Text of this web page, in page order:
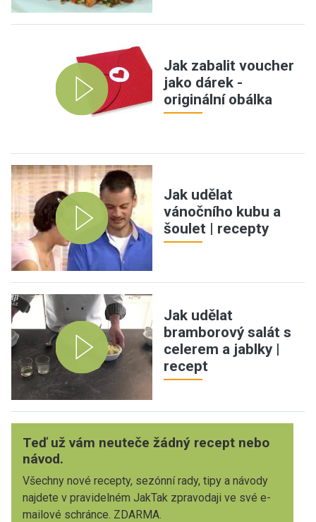
Jak zabalit voucher
jako dárek -
originální obálka
Jak udělat
vánočního kubu a
šoulet | recepty
Jak udělat
bramborový salát s
celerem a jablky |
recept
Teď už vám neuteče žádný recept nebo
návod.
Všechny nové recepty, sezónní rady, tipy a návody
najdete v pravidelném JakTak zpravodaji ve své e-
mailové schránce. ZDARMA.